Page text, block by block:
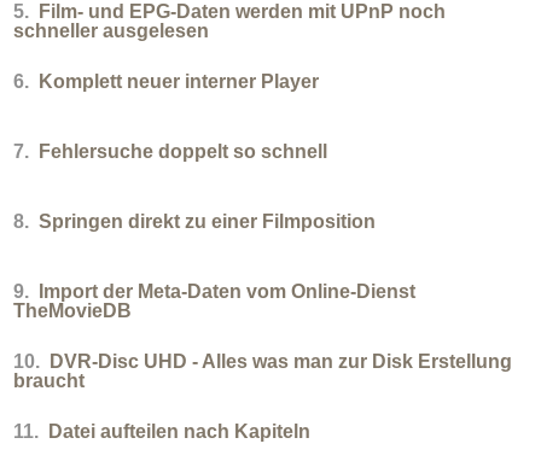
5.
Film- und EPG-Daten werden mit UPnP noch
schneller ausgelesen
6. Komplett neuer interner Player
7. Fehlersuche doppelt so schnell
8. Springen direkt zu einer Filmposition
9.
Import der Meta-Daten vom Online-Dienst
TheMovieDB
10.
DVR-Disc UHD - Alles was man zur Disk Erstellung
braucht
11. Datei aufteilen nach Kapiteln